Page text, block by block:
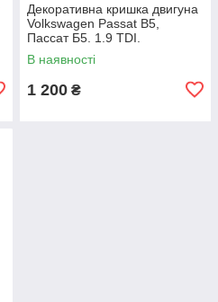
Декоративна кришка двигуна
Volkswagen Passat B5,
Пассат Б5. 1.9 TDI.
038103925AP.
В наявності
1 200 ₴